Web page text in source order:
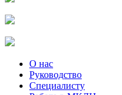
О нас
Руководство
Специалисту